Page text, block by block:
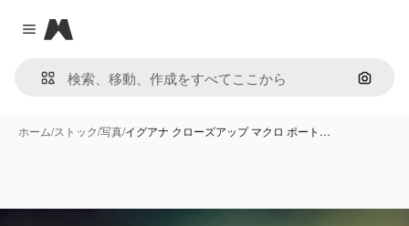
Close menu
Magnific
画像で
ホーム/ストック/写真/イグアナ クローズアップ マクロ ポート…